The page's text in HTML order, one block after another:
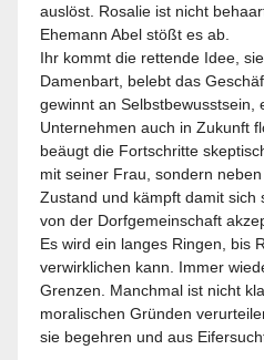
auslöst. Rosalie ist nicht
Ehemann Abel stößt es ab.
Ihr kommt die rettende Idee,
Damenbart, belebt das
gewinnt an Selbstbewusstsein,
Unternehmen auch in Zukunft
beäugt die Fortschritte
mit seiner Frau, sondern
Zustand und kämpft damit sich
von der Dorfgemeinschaft
Es wird ein langes Ringen, bis
verwirklichen kann. Immer
Grenzen. Manchmal ist nicht
moralischen Gründen
sie begehren und aus